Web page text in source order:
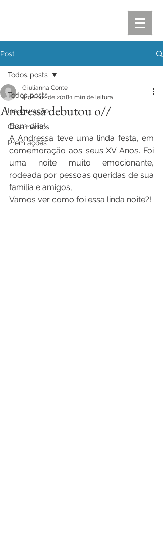
Post
Todos posts
Inauguração
Casamentos
Premiações
Todos posts
Andressa debutou o//
Giulianna Conte
4 de out. de 20181 min de leitura
Bom diiia!
A Andressa teve uma linda festa, em
comemoração aos seus XV Anos. Foi
uma noite muito emocionante,
rodeada por pessoas queridas de sua
família e amigos,
Vamos ver como foi essa linda noite?!